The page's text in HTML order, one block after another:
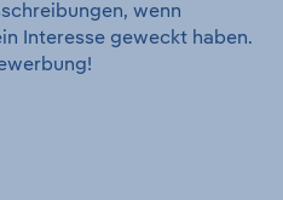
wenn
Interesse geweckt haben.